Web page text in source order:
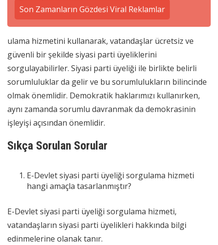
Son Zamanların Gözdesi Viral Reklamlar
ulama hizmetini kullanarak, vatandaşlar ücretsiz ve
güvenli bir şekilde siyasi parti üyeliklerini
sorgulayabilirler. Siyasi parti üyeliği ile birlikte belirli
sorumluluklar da gelir ve bu sorumlulukların bilincinde
olmak önemlidir. Demokratik haklarımızı kullanırken,
aynı zamanda sorumlu davranmak da demokrasinin
işleyişi açısından önemlidir.
Sıkça Sorulan Sorular
E-Devlet siyasi parti üyeliği sorgulama hizmeti
hangi amaçla tasarlanmıştır?
E-Devlet siyasi parti üyeliği sorgulama hizmeti,
vatandaşların siyasi parti üyelikleri hakkında bilgi
edinmelerine olanak tanır.